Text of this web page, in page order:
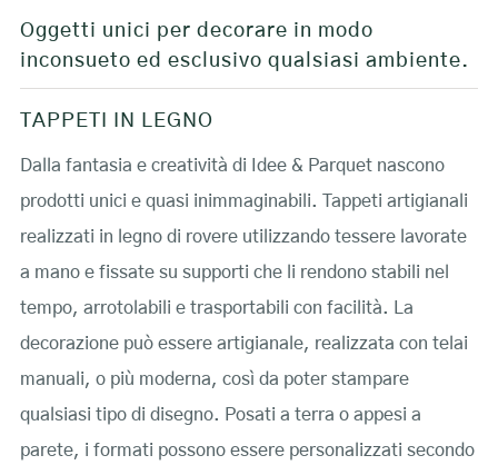
Oggetti unici per decorare in modo
inconsueto ed esclusivo qualsiasi ambiente.
TAPPETI IN LEGNO
Dalla fantasia e creatività di Idee & Parquet nascono
prodotti unici e quasi inimmaginabili. Tappeti artigianali
realizzati in legno di rovere utilizzando tessere lavorate
a mano e fissate su supporti che li rendono stabili nel
tempo, arrotolabili e trasportabili con facilità. La
decorazione può essere artigianale, realizzata con telai
manuali, o più moderna, così da poter stampare
qualsiasi tipo di disegno. Posati a terra o appesi a
parete, i formati possono essere personalizzati secondo